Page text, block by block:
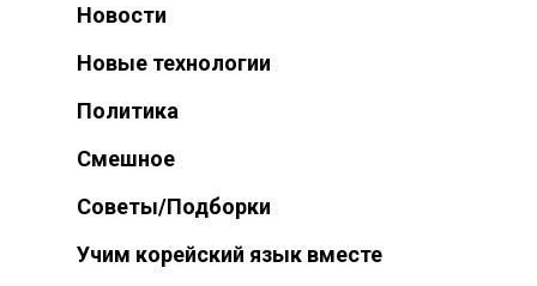
Новости
Новые технологии
Политика
Смешное
Советы/Подборки
Учим корейский язык вместе